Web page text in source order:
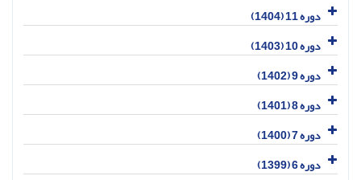
دوره 11 (1404)
دوره 10 (1403)
دوره 9 (1402)
دوره 8 (1401)
دوره 7 (1400)
دوره 6 (1399)